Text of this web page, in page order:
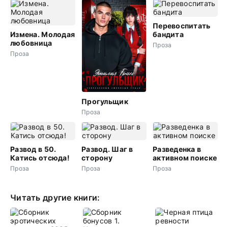
Измена. Молодая
любовница
Проза
Прогульщик
Проза
Перевоспитать
бандита
Проза
Развод в 50.
Катись отсюда!
Проза
Развод. Шаг в
сторону
Проза
Разведенка в
активном поиске
Проза
Читать другие книги: